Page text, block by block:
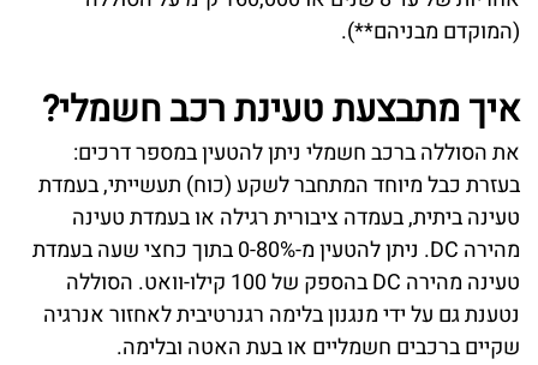
(המוקדם מבניהם**).
איך מתבצעת טעינת רכב חשמלי?
את הסוללה ברכב חשמלי ניתן להטעין במספר דרכים:
בעזרת כבל מיוחד המתחבר לשקע (כוח) תעשייתי, בעמדת
טעינה ביתית, בעמדה ציבורית רגילה או בעמדת טעינה
מהירה DC. ניתן להטעין מ-0-80% בתוך כחצי שעה בעמדת
טעינה מהירה DC בהספק של 100 קילו-וואט. הסוללה
נטענת גם על ידי מנגנון בלימה רגנרטיבית לאחזור אנרגיה
שקיים ברכבים חשמליים או בעת האטה ובלימה.